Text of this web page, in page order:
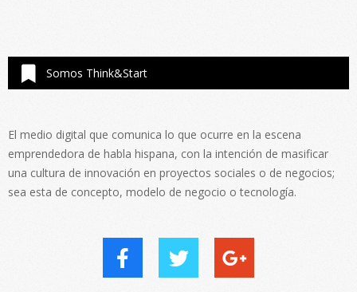
Somos Think&Start
El medio digital que comunica lo que ocurre en la escena
emprendedora de habla hispana, con la intención de masificar
una cultura de innovación en proyectos sociales o de negocios;
sea esta de concepto, modelo de negocio o tecnología.